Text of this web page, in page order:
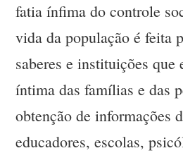
fatia ínfima do controle
vida da população é feita
saberes e instituições que
íntima das famílias e das
obtenção de informações
educadores, escolas,